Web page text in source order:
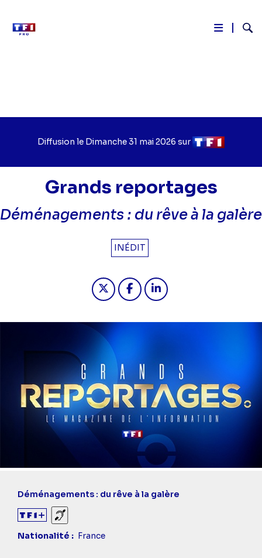
Diffusion le Jour
diffusion
Dimanche 31 mai 2026 sur Chaîne
diffusion
Grands reportages
Déménagements : du rêve à la galère
INÉDIT
Partager "2026-05-31 13:40 -
Partager "2026-05-31
Déménagements : du rêve à la galère
Sourds et malentendants
Nationalité
France